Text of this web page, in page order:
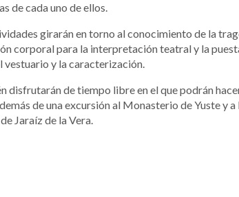
de cada uno de ellos.
girarán en torno al conocimiento de la
corporal para la interpretación teatral y la
vestuario y la caracterización.
disfrutarán de tiempo libre en el que podrán
de una excursión al Monasterio de Yuste y a
Jaraíz de la Vera.